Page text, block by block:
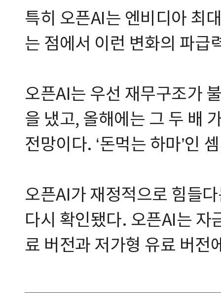
특히 오픈AI는 엔비디아 최
는 점에서 이런 변화의 파급
오픈AI는 우선 재무구조가
을 냈고, 올해에는 그 두 배
전망이다. ‘돈먹는 하마’인
오픈AI가 재정적으로 힘들
다시 확인됐다. 오픈AI는 자
료 버전과 저가형 유료 버전